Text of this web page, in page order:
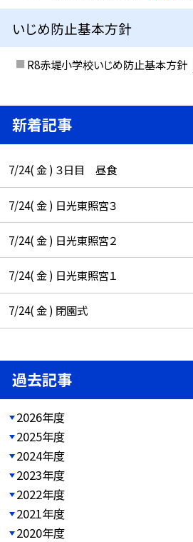
いじめ防止基本方針
R8赤堤小学校いじめ防止基本方針
新着記事
7/24( 金 ) ３日目 昼食
7/24( 金 ) 日光東照宮３
7/24( 金 ) 日光東照宮２
7/24( 金 ) 日光東照宮１
7/24( 金 ) 閉園式
過去記事
2026年度
2025年度
2024年度
2023年度
2022年度
2021年度
2020年度